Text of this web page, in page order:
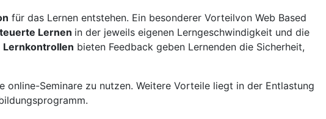
für das Lernen entstehen. Ein besonderer Vorteilvon Web Based
Lernen in der jeweils eigenen Lerngeschwindigkeit und die
Lernkontrollen bieten Feedback geben Lernenden die Sicherheit,
Seminare zu nutzen. Weitere Vorteile liegt in der Entlastung